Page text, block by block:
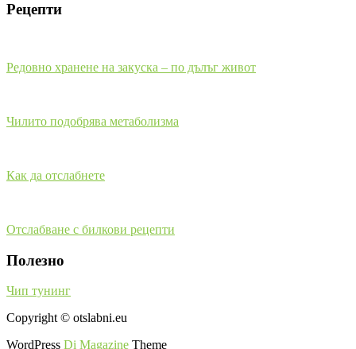
Рецепти
Редовно хранене на закуска – по дълъг живот
Чилито подобрява метаболизма
Как да отслабнете
Отслабване с билкови рецепти
Полезно
Чип тунинг
Copyright © otslabni.eu
WordPress Di Magazine Theme